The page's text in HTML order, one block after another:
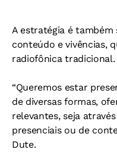
A estratégia é
conteúdo e vivências,
radiofônica tradicional.
“Queremos estar
de diversas formas,
relevantes, seja
presenciais ou de
Dute.